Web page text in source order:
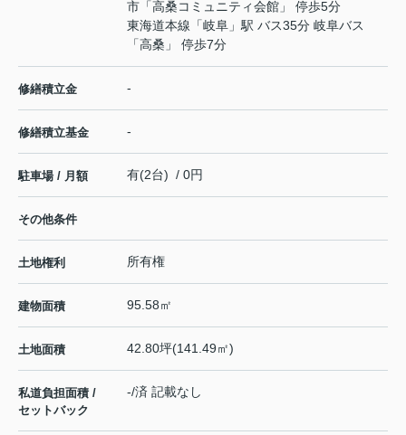
市「高桑コミュニティ会館」 停歩5分
東海道本線 「岐阜 」駅 バス35分 岐阜バス
「高桑」 停歩7分
修繕積立金 -
修繕積立基金 -
駐車場 / 月額 有(2台) / 0円
その他条件
土地権利 所有権
建物面積 95.58㎡
土地面積 42.80坪(141.49㎡)
私道負担面積 /
セットバック
-/済 記載なし